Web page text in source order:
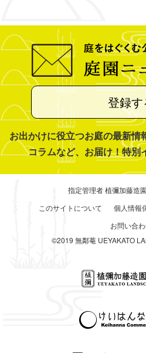
登録
お出かけに役立つお庭の最新情
コラムなど、お届け！特別
指定管理者 植彌加藤造園
このサイトについて
個人情報
お問い合
©2019 無鄰菴 UEYAKATO